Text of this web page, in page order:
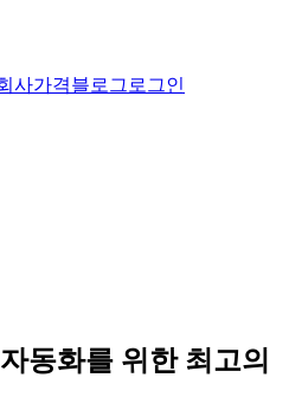
사가격블로그 로그인
동화를 위한 최고의